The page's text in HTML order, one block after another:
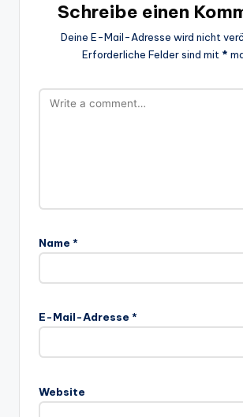
Schreibe einen
Deine E-Mail-Adresse wird nicht
Erforderliche Felder sind mit *
Name *
E-Mail-Adresse *
Website